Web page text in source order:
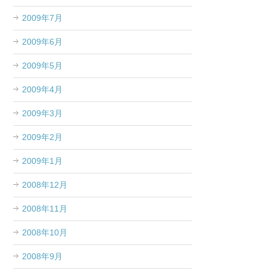
2009年7月
2009年6月
2009年5月
2009年4月
2009年3月
2009年2月
2009年1月
2008年12月
2008年11月
2008年10月
2008年9月